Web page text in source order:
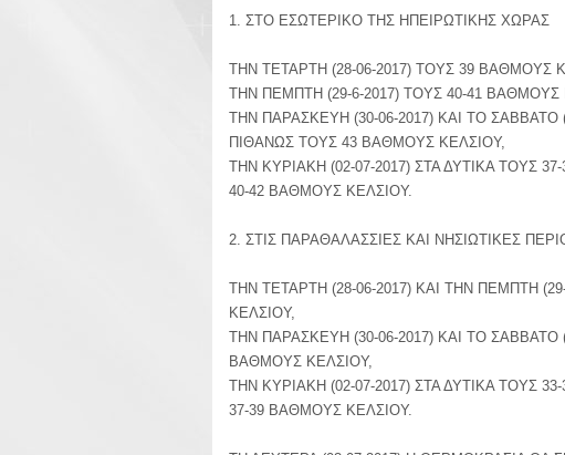
1. ΣΤΟ ΕΣΩΤΕΡΙΚΟ ΤΗΣ ΗΠΕΙΡΩΤΙΚΗΣ ΧΩΡΑΣ
ΤΗΝ ΤΕΤΑΡΤΗ (28-06-2017) ΤΟΥΣ 39 ΒΑΘΜΟΥΣ
ΤΗΝ ΠΕΜΠΤΗ (29-6-2017) ΤΟΥΣ 40-41 ΒΑΘΜΟΥΣ
ΤΗΝ ΠΑΡΑΣΚΕΥΗ (30-06-2017) ΚΑΙ ΤΟ ΣΑΒΒΑΤΟ
ΠΙΘΑΝΩΣ ΤΟΥΣ 43 ΒΑΘΜΟΥΣ ΚΕΛΣΙΟΥ,
ΤΗΝ ΚΥΡΙΑΚΗ (02-07-2017) ΣΤΑ ΔΥΤΙΚΑ ΤΟΥΣ
40-42 ΒΑΘΜΟΥΣ ΚΕΛΣΙΟΥ.
2. ΣΤΙΣ ΠΑΡΑΘΑΛΑΣΣΙΕΣ ΚΑΙ ΝΗΣΙΩΤΙΚΕΣ
ΤΗΝ ΤΕΤΑΡΤΗ (28-06-2017) ΚΑΙ ΤΗΝ ΠΕΜΠΤΗ
ΚΕΛΣΙΟΥ,
ΤΗΝ ΠΑΡΑΣΚΕΥΗ (30-06-2017) ΚΑΙ ΤΟ ΣΑΒΒΑΤΟ
ΒΑΘΜΟΥΣ ΚΕΛΣΙΟΥ,
ΤΗΝ ΚΥΡΙΑΚΗ (02-07-2017) ΣΤΑ ΔΥΤΙΚΑ ΤΟΥΣ
37-39 ΒΑΘΜΟΥΣ ΚΕΛΣΙΟΥ.